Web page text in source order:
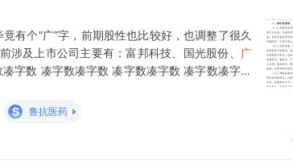
有个“广”字，前期股性也比较好，也调整了很久
及上市公司主要有：富邦科技、国光股份、
广
字数 凑字数凑字数 凑字数凑字数 凑字数凑字数
S 鲁抗医药